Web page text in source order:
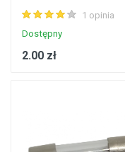
1 opinia
Dostępny
2.00 zł